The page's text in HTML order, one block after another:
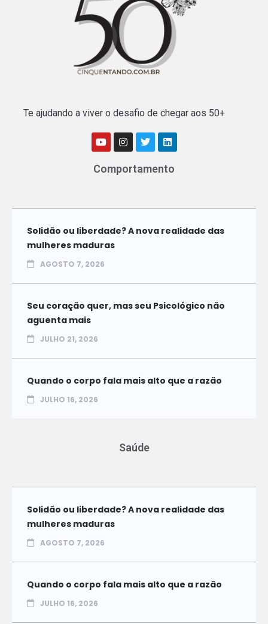
Te ajudando a viver o desafio de chegar aos 50+
Comportamento
Solidão ou liberdade? A nova realidade das
mulheres maduras
AGOSTO 7, 2026
Seu coração quer, mas seu Psicológico não
aguenta mais
JULHO 21, 2026
Quando o corpo fala mais alto que a razão
JULHO 16, 2026
Saúde
Solidão ou liberdade? A nova realidade das
mulheres maduras
AGOSTO 7, 2026
Quando o corpo fala mais alto que a razão
JULHO 16, 2026